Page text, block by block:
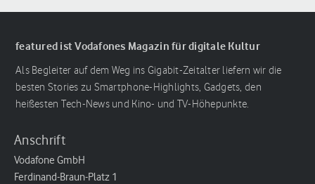
featured ist Vodafones Magazin für digitale Kultur
Als Begleiter auf dem Weg ins Gigabit-Zeitalter liefern wir die
besten Stories zu Smartphone-Highlights, Gadgets, den
heißesten Tech-News und Kino- und TV-Höhepunkte.
Anschrift
Vodafone GmbH
Ferdinand-Braun-Platz 1